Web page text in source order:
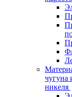
чугуна
никеля